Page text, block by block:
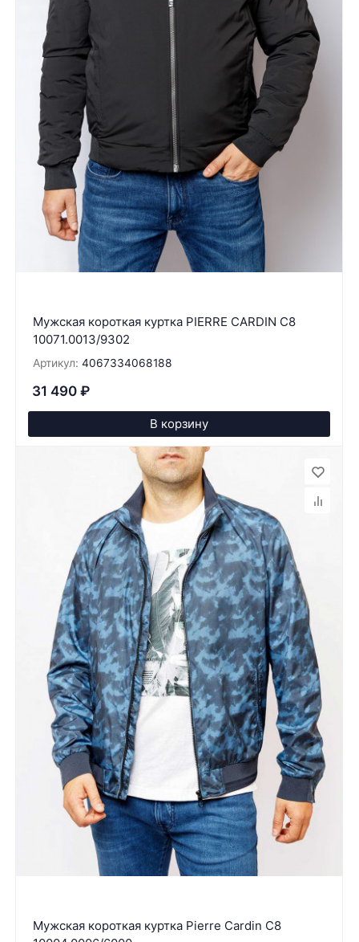
Мужская короткая куртка PIERRE CARDIN C8
10071.0013/9302
Артикул: 4067334068188
31 490 ₽
В корзину
Мужская короткая куртка Pierre Cardin C8